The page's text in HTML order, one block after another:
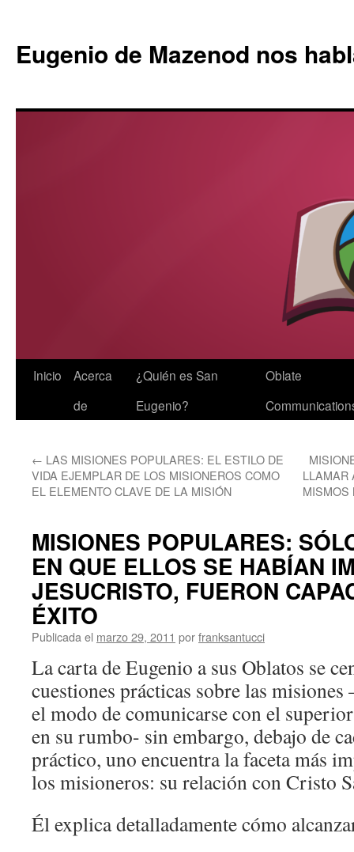
Eugenio de Mazenod nos
Saltar
Inicio
Acerca
de
¿Quién es San
Eugenio?
Oblate
← LAS MISIONES POPULARES: EL ESTILO DE
VIDA EJEMPLAR DE LOS MISIONEROS COMO
EL ELEMENTO CLAVE DE LA MISIÓN
LLAMAR
MISMOS
MISIONES POPULARES:
EN QUE ELLOS SE HABÍAN
JESUCRISTO, FUERON
ÉXITO
Publicada el marzo 29, 2011 porfranksantucci
La carta de Eugenio a sus Oblatos se
cuestiones prácticas sobre las misiones
el modo de comunicarse con el
en su rumbo- sin embargo, debajo de
práctico, uno encuentra la faceta más
los misioneros: su relación con Cristo
Él explica detalladamente cómo